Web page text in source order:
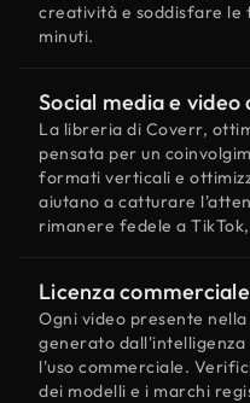
creatività e soddisfare le
minuti.
Social media e
La libreria di Coverr,
pensata per un
formati verticali e
aiutano a catturare
rimanere fedele a
Licenza
Ogni video presente
generato
l'uso commerciale.
dei modelli e i marchi